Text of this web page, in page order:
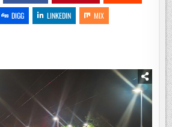
DIGG LINKEDIN MIX